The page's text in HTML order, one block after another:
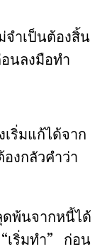
ำเป็นต้องสิ้น
นลงมือทำ
ริ่มแก้ได้จาก
งกลัวคำว่า
พ้นจากหนี้ได้
เริ่มทำ” ก่อน